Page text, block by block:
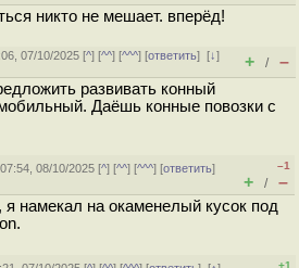
никто не мешает. вперёд!
07/10/2025 [^] [^^] [^^^] [ответить][↓]
+ / –
развивать конный
Даёшь конные повозки с
08/10/2025 [^] [^^] [^^^] [ответить]
–1
+ / –
я намекал на окаменелый кусок под
+1